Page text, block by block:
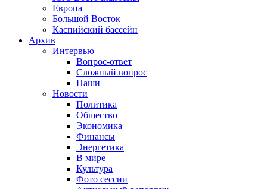
Европа
Большой Восток
Каспийский бассейн
Архив
Интервью
Вопрос-ответ
Сложный вопрос
Наши
Новости
Политика
Общество
Экономика
Финансы
Энергетика
В мире
Культура
Фото сессии